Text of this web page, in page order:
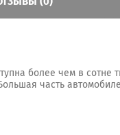
более чем в сотне
часть